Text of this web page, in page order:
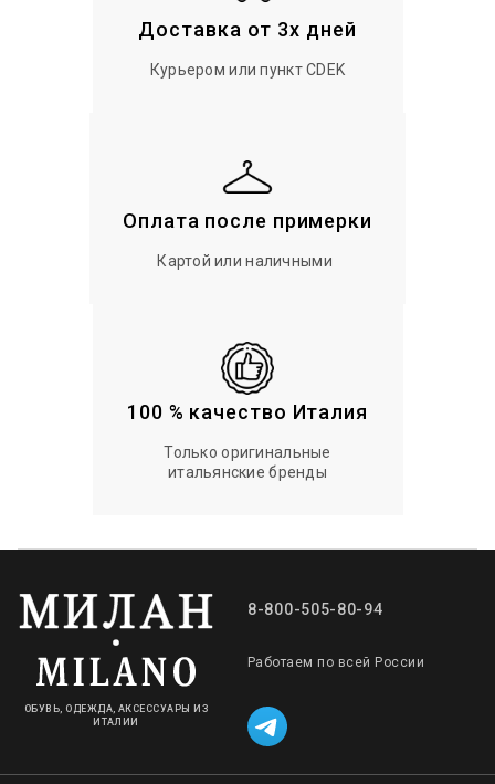
Доставка от 3х дней
Курьером или пункт CDEK
Оплата после примерки
Картой или наличными
100 % качество Италия
Только оригинальные
итальянские бренды
ОБУВЬ, ОДЕЖДА, АКСЕССУАРЫ ИЗ
ИТАЛИИ
8-800-505-80-94
Работаем по всей России